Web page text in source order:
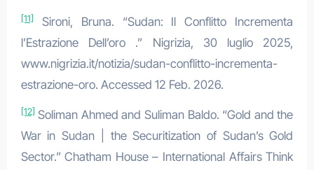
[11]
Sironi, Bruna. “Sudan: Il Conflitto Incrementa
l’Estrazione Dell’oro .” Nigrizia, 30 luglio 2025,
www.nigrizia.it/notizia/sudan-conflitto-incrementa-
estrazione-oro. Accessed 12 Feb. 2026.
[12] Soliman Ahmed and Suliman Baldo. “Gold and the
War in Sudan | the Securitization of Sudan’s Gold
Sector.” Chatham House – International Affairs Think